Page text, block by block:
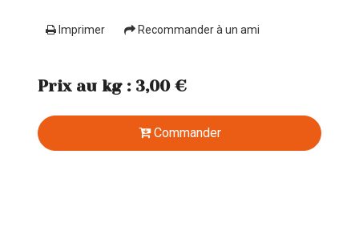
Imprimer Recommander à un ami
Prix au kg : 3,00 €
Commander